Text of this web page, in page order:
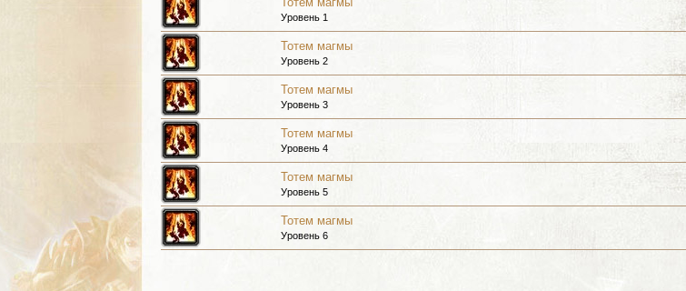
Уровень 1
Тотем магмы
Уровень 2
Тотем магмы
Уровень 3
Тотем магмы
Уровень 4
Тотем магмы
Уровень 5
Тотем магмы
Уровень 6